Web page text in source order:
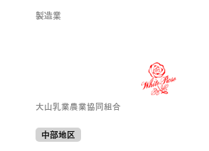
製造業
大山乳業農業協同組合
中部地区